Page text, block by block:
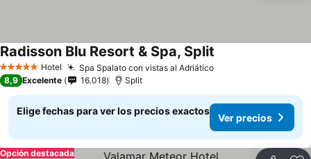
5 Estrellas Hotel Spa Spalato con vistas al Adriático
Radisson Blu Resort & Spa, Split
8,9 Excelente 16.018 Split
Elige fechas para ver los precios exactos
Ver precios
Opción destacada